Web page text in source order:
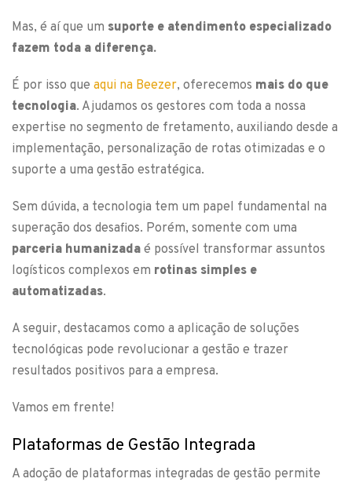
Mas, é aí que um suporte e atendimento especializado
fazem toda a diferença.
É por isso que aqui na Beezer, oferecemos mais do que
tecnologia. Ajudamos os gestores com toda a nossa
expertise no segmento de fretamento, auxiliando desde a
implementação, personalização de rotas otimizadas e o
suporte a uma gestão estratégica.
Sem dúvida, a tecnologia tem um papel fundamental na
superação dos desafios. Porém, somente com uma
parceria humanizada é possível transformar assuntos
logísticos complexos em rotinas simples e
automatizadas.
A seguir, destacamos como a aplicação de soluções
tecnológicas pode revolucionar a gestão e trazer
resultados positivos para a empresa.
Vamos em frente!
Plataformas de Gestão Integrada
A adoção de plataformas integradas de gestão permite